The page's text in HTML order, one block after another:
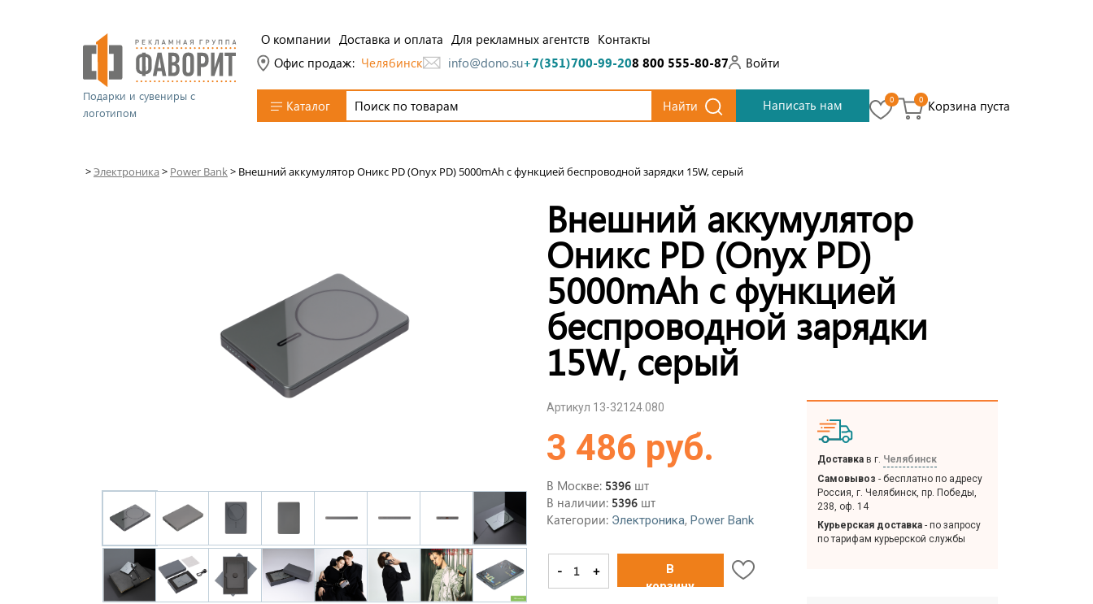
Подарки и сувениры с
логотипом
О компании Доставка и оплата Для рекламных агентств Контакты
Офис продаж: Челябинск info@dono.su+7(351)700-99-208 800 555-80-87 Войти
Каталог Найти Написать нам 0 0 Корзина пуста
>Электроника> Power Bank> Внешний аккумулятор Оникс PD (Onyx PD) 5000mAh с функцией беспроводной зарядки 15W, серый
Внешний аккумулятор
Оникс PD (Onyx PD)
5000mAh с функцией
беспроводной зарядки
15W, серый
Артикул 13-32124.080
3 486 руб.
В Москве: 5396 шт
В наличии: 5396 шт
Категории: Электроника, Power Bank
- +
В
корзину
Доставка в г. Челябинск
Самовывоз - бесплатно по адресу
Россия, г. Челябинск, пр. Победы,
238, оф. 14
Курьерская доставка - по запросу
по тарифам курьерской службы